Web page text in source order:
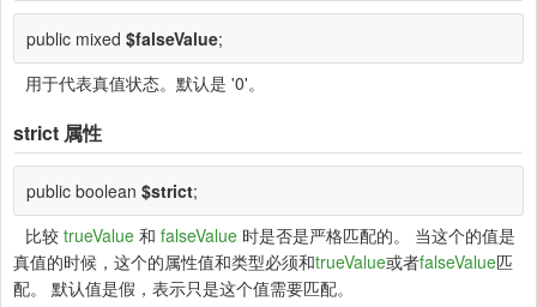
public mixed $falseValue;
用于代表真值状态。默认是 '0'。
strict 属性
public boolean $strict;
比较 trueValue 和 falseValue 时是否是严格匹配的。 当这个的值是
真值的时候，这个的属性值和类型必须和trueValue或者falseValue匹
配。 默认值是假，表示只是这个值需要匹配。